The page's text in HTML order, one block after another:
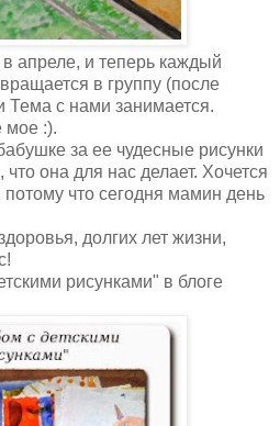
апреле, и теперь каждый
в группу (после
с нами занимается.
мое :).
за ее чудесные рисунки
она для нас делает. Хочется
потому что сегодня мамин день
долгих лет жизни,
рисунками" в блоге